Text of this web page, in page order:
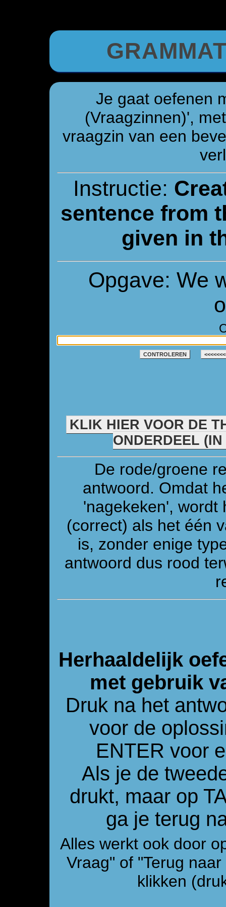
Je gaat oefenen
(Vraagzinnen)',
vraagzin van een
Instructie:
sentence from
given in
Opgave: We
CONTROLEREN
KLIK HIER VOOR DE
ONDERDEEL
De rode/groene
antwoord. Omdat
'nagekeken', wordt
(correct) als het één
is, zonder enige
antwoord dus rood
Herhaaldelijk
met gebruik
Druk na het
voor de
ENTER voor
Als je de
drukt, maar op
ga je terug
Alles werkt ook door
Vraag" of "Terug
klikken